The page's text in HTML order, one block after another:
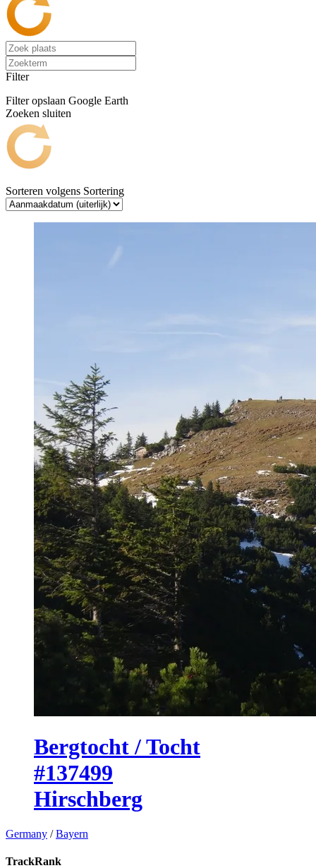
Filter
Filter opslaan Google Earth
Zoeken sluiten
Sorteren volgens Sortering
Bergtocht / Tocht
#137499
Hirschberg
Germany /Bayern
TrackRank